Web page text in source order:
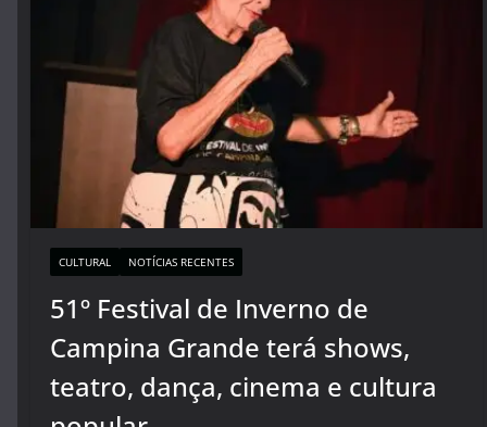
CULTURAL NOTÍCIAS RECENTES
51º Festival de Inverno de
Campina Grande terá shows,
teatro, dança, cinema e cultura